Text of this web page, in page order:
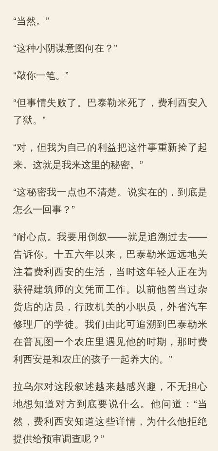
“当然。”
“这种小阴谋意图何在？”
“敲你一笔。”
“但事情失败了。巴泰勒米死了，费利西安入
了狱。”
“对，但我为自己的利益把这件事重新捡了起
来。这就是我来这里的秘密。”
“这秘密我一点也不清楚。说实在的，到底是
怎么一回事？”
“耐心点。我要用倒叙——就是追溯过去——
告诉你。十五六年以来，巴泰勒米远远地关
注着费利西安的生活，当时这年轻人正在为
获得建筑师的文凭而工作。以前他曾当过杂
货店的店员，行政机关的小职员，外省汽车
修理厂的学徒。我们由此可追溯到巴泰勒米
在普瓦图一个农庄里遇见他的时期，那时费
利西安是和农庄的孩子一起养大的。”
拉乌尔对这段叙述越来越感兴趣，不无担心
地想知道对方到底要说什么。他问道：“当
然，费利西安知道这些详情，为什么他拒绝
提供给预审调查呢？”